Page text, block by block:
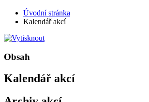
Úvodní stránka
Kalendář akcí
Obsah
Kalendář akcí